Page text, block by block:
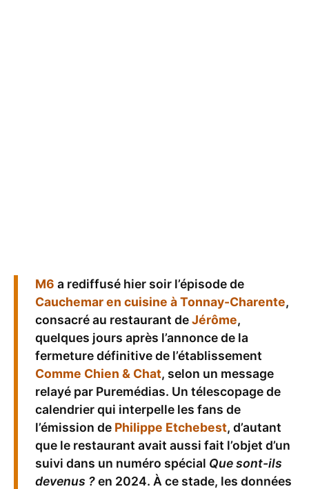
M6 a rediffusé hier soir l’épisode de
Cauchemar en cuisine à Tonnay-Charente,
consacré au restaurant deJérôme,
quelques jours après l’annonce de la
fermeture définitive de l’établissement
Comme Chien & Chat, selon un message
relayé par Puremédias. Un télescopage de
calendrier qui interpelle les fans de
l’émission de Philippe Etchebest, d’autant
que le restaurant avait aussi fait l’objet d’un
suivi dans un numéro spécial Que sont-ils
devenus ?en 2024. À ce stade, les données